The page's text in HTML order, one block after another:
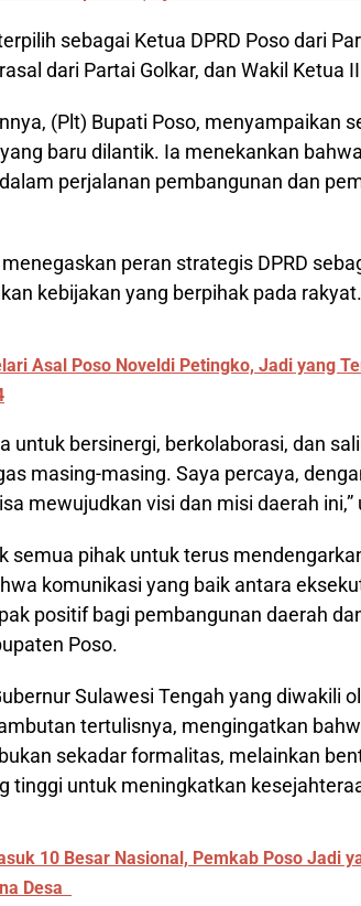
sebagai Ketua DPRD Poso dari
dari Partai Golkar, dan Wakil Ketua
(Plt) Bupati Poso, menyampaikan
baru dilantik. Ia menekankan
perjalanan pembangunan dan
peran strategis DPRD
kebijakan yang berpihak pada rakyat.
Asal Poso Noveldi Petingko, Jadi yang
untuk bersinergi, berkolaborasi, dan
masing-masing. Saya percaya,
mewujudkan visi dan misi daerah ini,”
semua pihak untuk terus
komunikasi yang baik antara
positif bagi pembangunan daerah
Poso.
Sulawesi Tengah yang diwakili
tertulisnya, mengingatkan
sekadar formalitas, melainkan
tinggi untuk meningkatkan
10 Besar Nasional, Pemkab Poso Jadi
Desa